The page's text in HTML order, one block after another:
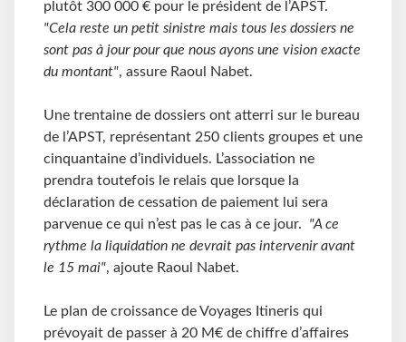
plutôt 300 000 € pour le président de l’APST.
"Cela reste un petit sinistre mais tous les dossiers ne
sont pas à jour pour que nous ayons une vision exacte
du montant", assure Raoul Nabet.
Une trentaine de dossiers ont atterri sur le bureau
de l’APST, représentant 250 clients groupes et une
cinquantaine d’individuels. L’association ne
prendra toutefois le relais que lorsque la
déclaration de cessation de paiement lui sera
parvenue ce qui n’est pas le cas à ce jour. "A ce
rythme la liquidation ne devrait pas intervenir avant
le 15 mai", ajoute Raoul Nabet.
Le plan de croissance de Voyages Itineris qui
prévoyait de passer à 20 M€ de chiffre d’affaires